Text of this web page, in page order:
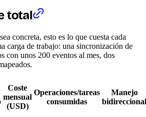
total
concreta, esto es lo que cuesta cada
carga de trabajo: una sincronización de
con unos 200 eventos al mes, dos
Coste
mensual
(USD)
Operaciones/tareas
consumidas
Manejo
bidireccional